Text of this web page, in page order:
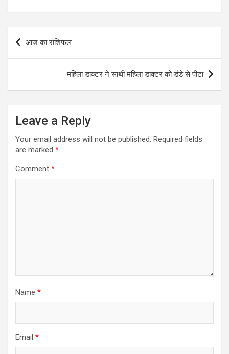
Post
navigation
आज का राशिफल
महिला डाक्टर ने साथी महिला डाक्टर को डंडे से पीटा
Leave a Reply
Your email address will not be published. Required fields
are marked *
Comment *
Name *
Email *